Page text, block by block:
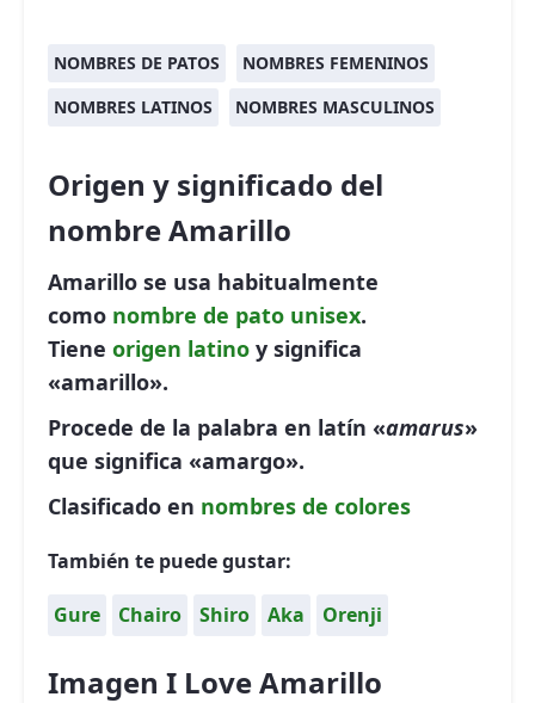
NOMBRES DE PATOS
NOMBRES FEMENINOS
NOMBRES LATINOS
NOMBRES MASCULINOS
Origen y significado del
nombre Amarillo
Amarillo se usa habitualmente
como nombre de pato unisex.
Tiene origen latino y significa
«amarillo».
Procede de la palabra en latín «amarus»
que significa «amargo».
Clasificado en nombres de colores
También te puede gustar:
Gure Chairo Shiro Aka Orenji
Imagen I Love Amarillo